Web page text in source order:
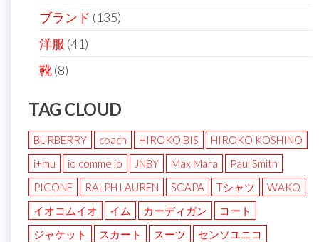
ブランド (135)
洋服 (41)
靴(8)
TAG CLOUD
BURBERRY coach HIROKO BIS
HIROKO KOSHINO
i+mu
io comme io JNBY Max Mara
Paul Smith
PICONE
RALPH LAUREN SCAPA Tシャツ
WAKO
イオコムイオ
イム カーディガン
コート
ジャケット
スカート スーツ
センソユニコ